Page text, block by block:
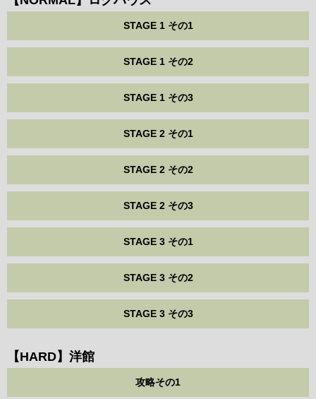
STAGE 1 その1
STAGE 1 その2
STAGE 1 その3
STAGE 2 その1
STAGE 2 その2
STAGE 2 その3
STAGE 3 その1
STAGE 3 その2
STAGE 3 その3
【HARD】洋館
攻略その1